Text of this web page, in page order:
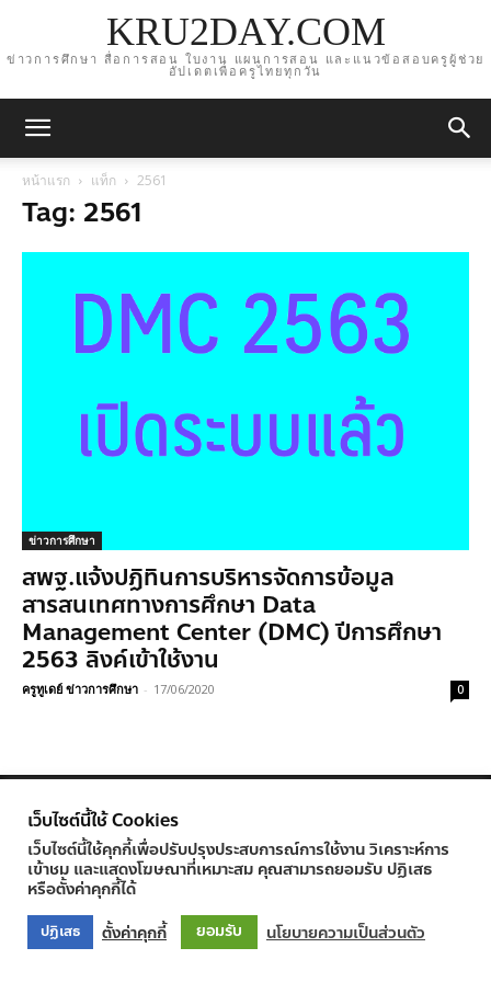
KRU2DAY.COM
ข่าวการศึกษา สื่อการสอน ใบงาน แผนการสอน และแนวข้อสอบครูผู้ช่วย
อัปเดตเพื่อครูไทยทุกวัน
หน้าแรก แท็ก 2561
Tag: 2561
ข่าวการศึกษา
สพฐ.แจ้งปฏิทินการบริหารจัดการข้อมูล
สารสนเทศทางการศึกษา Data
Management Center (DMC) ปีการศึกษา
2563 ลิงค์เข้าใช้งาน
ครูทูเดย์ ข่าวการศึกษา - 17/06/2020 0
เว็บไซต์นี้ใช้ Cookies
เว็บไซต์นี้ใช้คุกกี้เพื่อปรับปรุงประสบการณ์การใช้งาน วิเคราะห์การ
เข้าชม และแสดงโฆษณาที่เหมาะสม คุณสามารถยอมรับ ปฏิเสธ
หรือตั้งค่าคุกกี้ได้
ปฏิเสธ ตั้งค่าคุกกี้ ยอมรับ นโยบายความเป็นส่วนตัว